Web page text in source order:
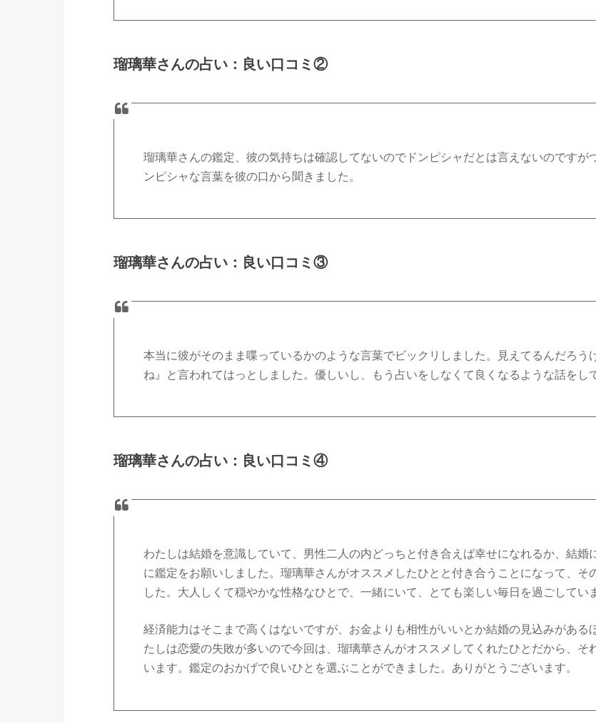
瑠璃華さんの占い：良い口コミ②
瑠璃華さんの鑑定、彼の気持ちは確認してないのでドンピシャだとは言えないのですが
ンピシャな言葉を彼の口から聞きました。
瑠璃華さんの占い：良い口コミ③
本当に彼がそのまま喋っているかのような言葉でビックリしました。見えてるんだろう
ね』と言われてはっとしました。優しいし、もう占いをしなくて良くなるような話をし
瑠璃華さんの占い：良い口コミ④
わたしは結婚を意識していて、男性二人の内どっちと付き合えば幸せになれるか、結婚
に鑑定をお願いしました。瑠璃華さんがオススメしたひとと付き合うことになって、そ
した。大人しくて穏やかな性格なひとで、一緒にいて、とても楽しい毎日を過ごしてい
経済能力はそこまで高くはないですが、お金よりも相性がいいとか結婚の見込みがある
たしは恋愛の失敗が多いので今回は、瑠璃華さんがオススメしてくれたひとだから、そ
います。鑑定のおかげで良いひとを選ぶことができました。ありがとうございます。